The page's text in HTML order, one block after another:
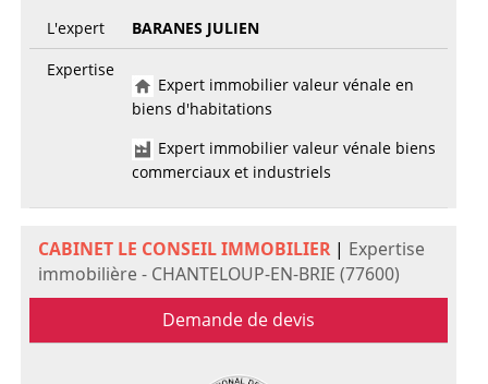
L'expert
BARANES JULIEN
Expertise
Expert immobilier valeur vénale en
biens d'habitations
Expert immobilier valeur vénale biens
commerciaux et industriels
CABINET LE CONSEIL IMMOBILIER| Expertise
immobilière - CHANTELOUP-EN-BRIE (77600)
Demande de devis